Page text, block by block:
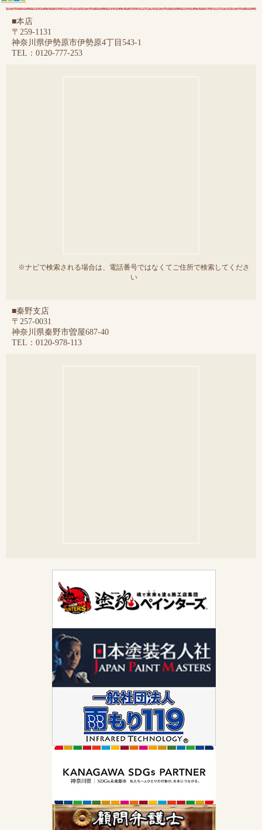
■本店
〒259-1131
神奈川県伊勢原市伊勢原4丁目543-1
TEL：0120-777-253
※ナビで検索される場合は、電話番号ではなくてご住所で検索してくださ
い
■秦野支店
〒257-0031
神奈川県秦野市曽屋687-40
TEL：0120-978-113